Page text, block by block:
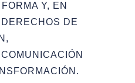
Y, EN
DE